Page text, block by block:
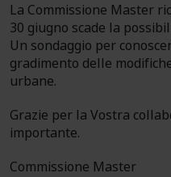
La Commissione Master
30 giugno scade la
Un sondaggio per
gradimento delle
urbane.
Grazie per la Vostra
importante.
Commissione Master